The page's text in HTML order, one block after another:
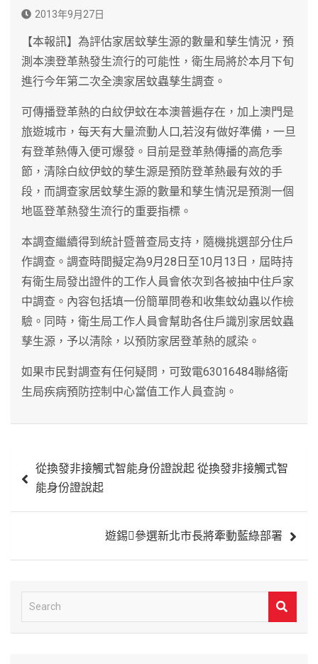
2013年9月27日
【本報訊】為評估家居蚊孳生源的數量和孳生情況，預
測本澳登革熱發生流行的可能性，衛生局將於本月下旬
進行今年第二次全澳家居蚊蟲孳生調查。
可傳播登革熱的白紋伊蚊在本澳普遍存在，加上澳門是
旅遊城市，每天有大量流動人口,若沒有做好準備，一旦
有登革熱傳入便可爆發。目前是登革熱傳播的高危季
節，清除白紋伊蚊的孳生源是預防登革熱最有效的手
段，而調查家居蚊孳生源的數量和孳生情況是預測一個
地區登革熱發生流行的重要指標。
本調查繼續得到統計暨普查局支持，隨機挑選部分住戶
作調查。調查時間擬定為9月28日至10月13日，屆時持
有衛生局發出證件的工作人員會依次到各被抽中住戶家
中調查。內容包括填一份簡單問卷和收集蚊幼蟲以作檢
驗。同時，衛生局工作人員會幫助各住戶識別家居蚊蟲
孳生源，予以淸除，以預防家居登革熱的感染。
如果巿民對調查有任何疑問，可致電63016484聯絡衛
生局疾病預防控制中心當值工作人員查詢。
章 從換發非接觸式智能身份證說起 從換發非接觸式智
能身份證說起
遊錫參選新北市長將牽動藍綠部署
e